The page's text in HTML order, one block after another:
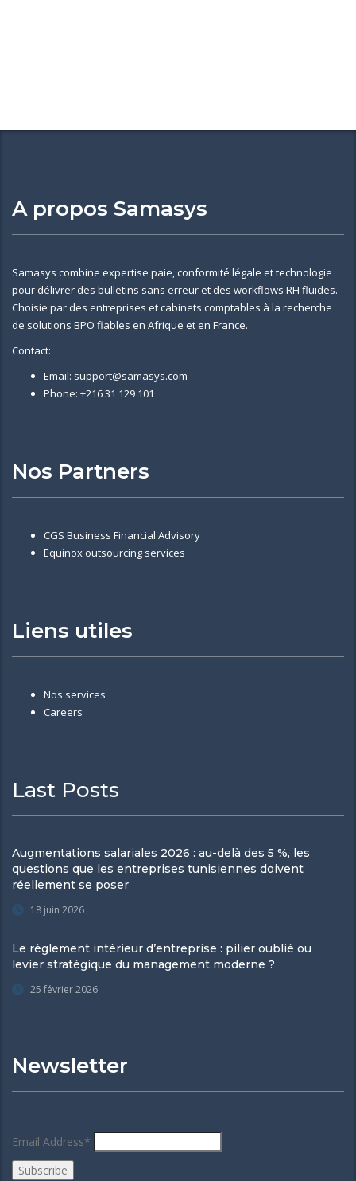
A propos Samasys
Samasys combine expertise paie, conformité légale et technologie
pour délivrer des bulletins sans erreur et des workflows RH fluides.
Choisie par des entreprises et cabinets comptables à la recherche
de solutions BPO fiables en Afrique et en France.
Contact:
Email: support@samasys.com
Phone: +216 31 129 101
Nos Partners
CGS Business Financial Advisory
Equinox outsourcing services
Liens utiles
Nos services
Careers
Last Posts
Augmentations salariales 2026 : au-delà des 5 %, les
questions que les entreprises tunisiennes doivent
réellement se poser
18 juin 2026
Le règlement intérieur d’entreprise : pilier oublié ou
levier stratégique du management moderne ?
25 février 2026
Newsletter
Email Address*